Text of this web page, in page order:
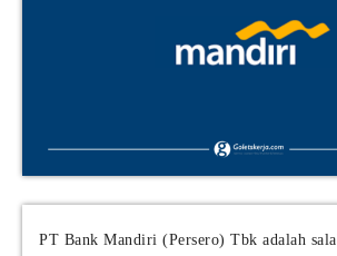
PT Bank Mandiri (Persero) Tbk adalah